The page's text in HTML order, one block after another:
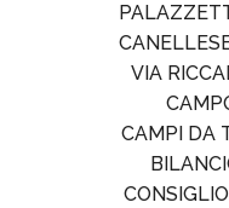
VIA
CAMPI DA